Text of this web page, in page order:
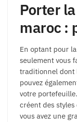
Porter
maroc :
En optant pour
seulement vous
traditionnel dont
pouvez
votre
créent des
vous avez une